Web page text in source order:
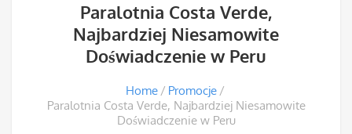
Paralotnia Costa Verde,
Najbardziej Niesamowite
Doświadczenie w Peru
Home
Promocje
Paralotnia Costa Verde, Najbardziej Niesamowite
Doświadczenie w Peru